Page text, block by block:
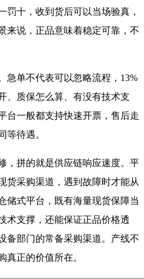
罚十，收到货后可以当场验真，
来说，正品意味着稳定可靠，不
急单不代表可以忽略流程，13%
、质保怎么算、有没有技术支
台一般都支持快速开票，售后走
等待遇。
，拼的就是供应链响应速度。平
货采购渠道，遇到故障时才能从
储式平台，既有海量现货保障当
术支撑，还能保证正品价格透
备部门的常备采购渠道。产线不
真正的价值所在。